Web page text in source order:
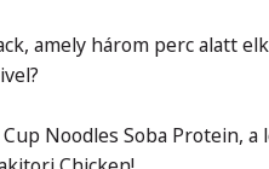
amely három perc alatt
Noodles Soba Protein,